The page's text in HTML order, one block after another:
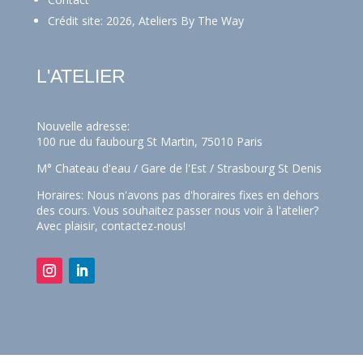
Crédit site: 2026, Ateliers By The Way
L'ATELIER
Nouvelle adresse:
100 rue du faubourg St Martin, 75010 Paris
M° Chateau d'eau / Gare de l'Est / Strasbourg St Denis
Horaires: Nous n'avons pas d'horaires fixes en dehors
des cours. Vous souhaitez passer nous voir à l'atelier?
Avec plaisir, contactez-nous!